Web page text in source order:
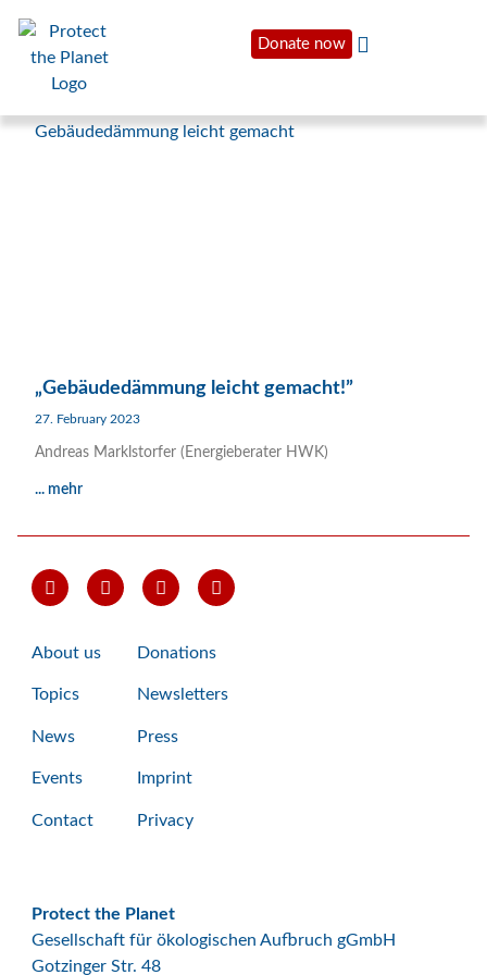
Donate now
„Gebäudedämmung leicht gemacht!”
27. February 2023
Andreas Marklstorfer (Energieberater HWK)
... mehr
About us
Topics
News
Events
Contact
Donations
Newsletters
Press
Imprint
Privacy
Protect the Planet
Gesellschaft für ökologischen Aufbruch gGmbH
Gotzinger Str. 48